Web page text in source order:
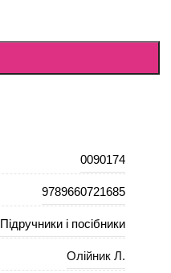
0090174
9789660721685
Підручники і посібники
Олійник Л.